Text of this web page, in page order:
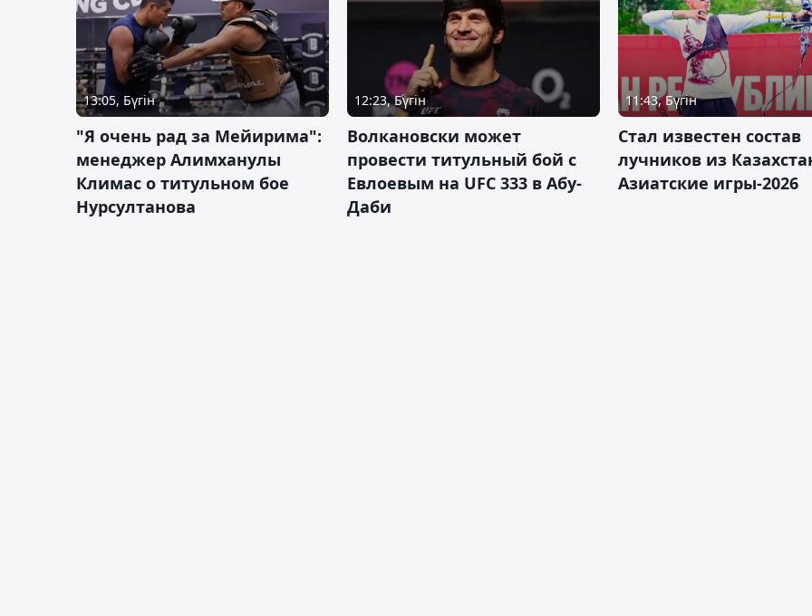
13:05, Бүгін
"Я очень рад за Мейирима":
менеджер Алимханулы
Климас о титульном бое
Нурсултанова
12:23, Бүгін
Волкановски может
провести титульный бой с
Евлоевым на UFC 333 в Абу-
Даби
11:43, Бүгін
Стал известен состав
лучников из
Азиатские игры-2026